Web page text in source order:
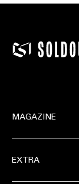
MAGAZINE
EXTRA